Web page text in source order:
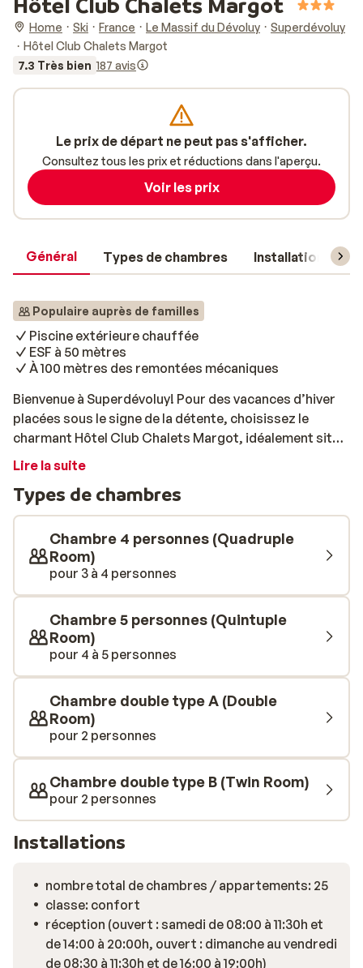
Home Ski France Le Massif du Dévoluy
Superdévoluy
Hôtel Club Chalets Margot
7.3 Très bien 187 avis
Général Types de chambres Installations
Populaire auprès de familles
Piscine extérieure chauffée
ESF à 50 mètres
À 100 mètres des remontées mécaniques
Bienvenue à Superdévoluy! Pour des vacances d’hiver
placées sous le signe de la détente, choisissez le
charmant Hôtel Club Chalets Margot, idéalement situé
à seulement 100 mètres des remontées mécaniques et
chaleureuses, sont équipées de télévision satellite,
téléphone, salle de bain complète et balcon offrant une
vue imprenable sur les environs. En formule demi-
pension, savourez vos repas au Red Cap Bar &
Restaurant, récemment rénové. Avec son nouveau style
et sa dynamique équipe, le restaurant vous fera
découvrir les spécialités montagnardes, de la fondue à
la raclette. La terrasse couverte et chauffée vous
permettra de profiter d’un verre après le ski tout en
admirant la vue panoramique sur les pistes de
disposition des casiers à skis pour organiser votre
matériel. Après une journée sur les pistes, détendez-
vous dans la piscine extérieure chauffée ou
un moment de repos. Les plus jeunes ne sont pas
oubliés: une salle de jeux avec ping-pong et baby-foot
Superdévoluy est une destination idéale pour des
se combinent dans une ambiance conviviale et animée.
Profitez des bars et restaurants de la station pour
découvrir la cuisine locale, faites vos emplettes dans la
galerie commerciale, ou passez une soirée au cinéma
pour un moment plus tranquille. Les amateurs de danse
Lire la suite
Types de chambres
Chambre 4 personnes (Quadruple
Room)
pour 3 à 4 personnes
Chambre 5 personnes (Quintuple
Room)
pour 4 à 5 personnes
Chambre double type A (Double
Room)
pour 2 personnes
Chambre double type B (Twin Room)
pour 2 personnes
Installations
nombre total de chambres / appartements: 25
classe: confort
réception (ouvert : samedi de 08:00 à 11:30h et
de 14:00 à 20:00h, ouvert : dimanche au vendredi
de 08:30 à 11:30h et de 16:00 à 19:00h)
Le prix de départ ne peut pas s'afficher.
Consultez tous les prix et réductions dans l'aperçu.
Voir les prix